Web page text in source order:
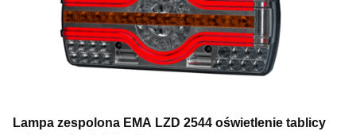
Lampa zespolona EMA LZD 2544 oświetlenie tablicy